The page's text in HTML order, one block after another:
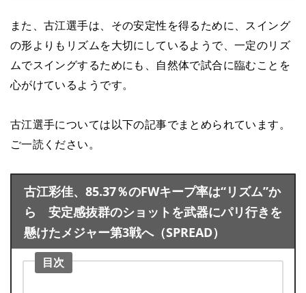
また、古江選手は、その安定性を得るために、スイング
の形よりもリズムを大切にしているようで、一定のリズ
ムでスイングするためにも、自然体で試合に臨むことを
心がけているようです。
古江選手については以下の記事でまとめられています。
ご一読ください。
古江彩佳、85.37％のFWキープ率は“リズム”か
ら 安定感抜群のショットを武器にパリ行きを
懸けたメジャー第3戦へ（SPREAD）
目次